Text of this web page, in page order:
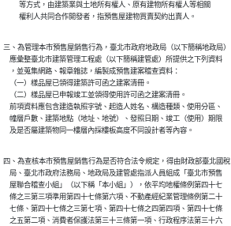
          等方式，由建築業與土地所有權人、原有建物所有權人等相關
          權利人共同合作開發者，指預售屋建物買賣契約出賣人。
三、為管理本市預售屋銷售行為，臺北市政府地政局（以下簡稱地政局）
    應彙整臺北市建築管理工程處（以下簡稱建管處）所提供之下列資料
    ，並蒐集網路、報章雜誌，編製成預售建案稽查資料：
    （一）樣品屋已領得建築許可函之建案清冊。
    （二）樣品屋已申報竣工並領得使用許可函之建案清冊。
    前項資料應包含建造執照字號、起造人姓名、構造種類、使用分區、
    幢層戶數、建築地點（地址、地號）、發照日期、竣工（使用）期限
    及是否屬建築物同一樓層內採樓板高度不同設計者等內容。
四、為查核本市預售屋銷售行為是否符合法令規定，得由財政部臺北國稅
    局、臺北市政府法務局、地政局及建管處指派人員組成「臺北市預售
    屋聯合稽查小組」（以下稱「本小組」），依平均地權條例第四十七
    條之三第三項準用第四十七條第六項、不動產經紀業管理條例第二十
    七條、第四十七條之三第七項、第四十七條之四第四項、第四十七條
    之五第二項、消費者保護法第三十三條第一項、行政程序法第三十六